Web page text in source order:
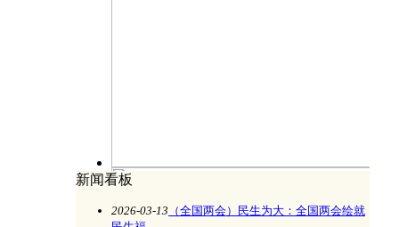
开元周游集团董事长周鸿图受邀观礼纪念
新闻看板
2026-03-13 （全国两会）民生为大：全国两会绘就